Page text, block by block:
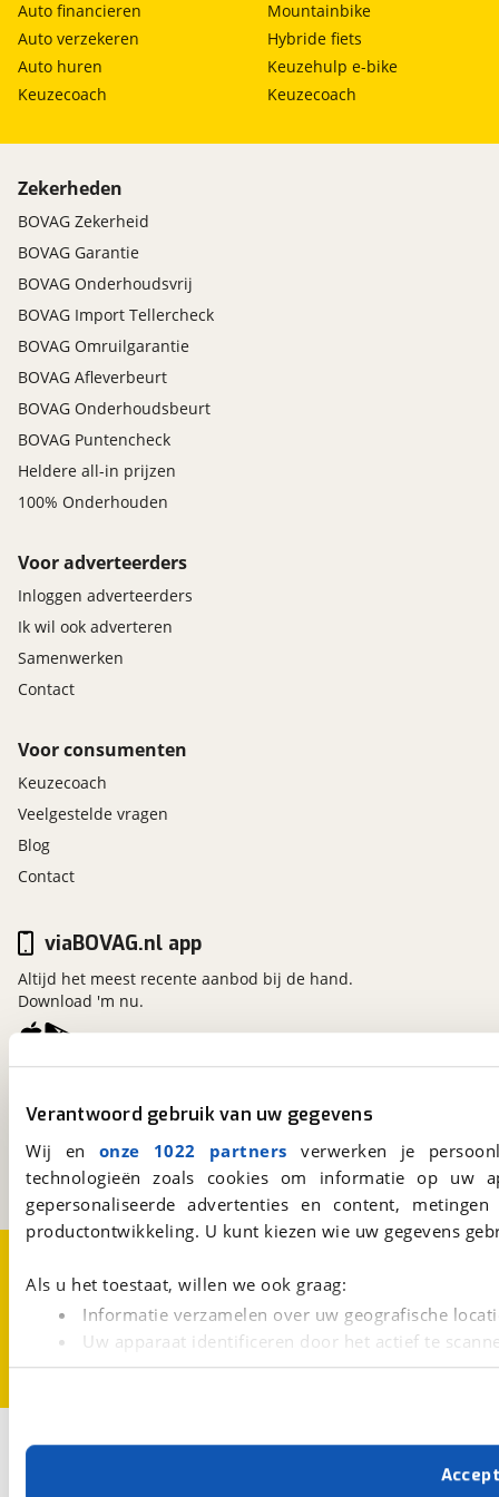
Verantwoord gebruik van uw gegevens
Wij en onze 1022 partners verwerken je
technologieën zoals cookies om informatie op
gepersonaliseerde advertenties en content,
productontwikkeling. U kunt kiezen wie uw gegevens
Als u het toestaat, willen we ook graag:
Informatie verzamelen over uw geografische
Uw apparaat identificeren door het actief te
Lees meer over hoe uw persoonlijke gegevens worden
Met cookies en vergelijkbare technieken zorgen we
cookies zorgen ervoor dat de website goed werkt.
Auto financieren
Auto verzekeren
Auto huren
Keuzecoach
Mountainbike
Hybride fiets
Keuzehulp e-bike
Keuzecoach
Zekerheden
BOVAG Zekerheid
BOVAG Garantie
BOVAG Onderhoudsvrij
BOVAG Import Tellercheck
BOVAG Omruilgarantie
BOVAG Afleverbeurt
BOVAG Onderhoudsbeurt
BOVAG Puntencheck
Heldere all-in prijzen
100% Onderhouden
Voor adverteerders
Inloggen adverteerders
Ik wil ook adverteren
Samenwerken
Contact
Voor consumenten
Keuzecoach
Veelgestelde vragen
Blog
Contact
Kosterijland15
Een initiatief van
BOVAG
viaBOVAG.nl app
Altijd het meest recente aanbod bij de hand.
Download 'm nu.
Cookievoorkeuren
Vacatures